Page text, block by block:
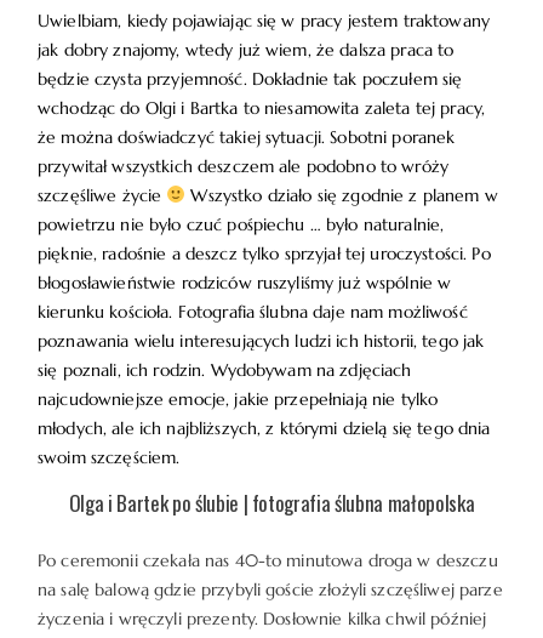
Uwielbiam, kiedy pojawiając się w pracy jestem traktowany
jak dobry znajomy, wtedy już wiem, że dalsza praca to
będzie czysta przyjemność. Dokładnie tak poczułem się
wchodząc do Olgi i Bartka to niesamowita zaleta tej pracy,
że można doświadczyć takiej sytuacji. Sobotni poranek
przywitał wszystkich deszczem ale podobno to wróży
szczęśliwe życie
Wszystko działo się zgodnie z planem w
powietrzu nie było czuć pośpiechu … było naturalnie,
pięknie, radośnie a deszcz tylko sprzyjał tej uroczystości. Po
błogosławieństwie rodziców ruszyliśmy już wspólnie w
kierunku kościoła. Fotografia ślubna daje nam możliwość
poznawania wielu interesujących ludzi ich historii, tego jak
się poznali, ich rodzin. Wydobywam na zdjęciach
najcudowniejsze emocje, jakie przepełniają nie tylko
młodych, ale ich najbliższych, z którymi dzielą się tego dnia
swoim szczęściem.
Olga i Bartek po ślubie | fotografia ślubna małopolska
Po ceremonii czekała nas 40-to minutowa droga w deszczu
na salę balową gdzie przybyli goście złożyli szczęśliwej parze
życzenia i wręczyli prezenty. Dosłownie kilka chwil później
KONTAKT
© COPYRIGHT ŁUKASZ OSTROWSKI